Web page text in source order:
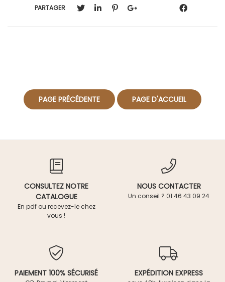
PARTAGER
CONSULTEZ NOTRE
CATALOGUE
En pdf ou recevez-le chez
vous !
NOUS CONTACTER
Un conseil ? 01 46 43 09 24
PAIEMENT 100% SÉCURISÉ EXPÉDITION EXPRESS